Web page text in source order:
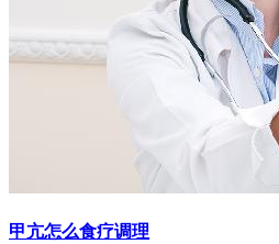
甲亢怎么食疗调理